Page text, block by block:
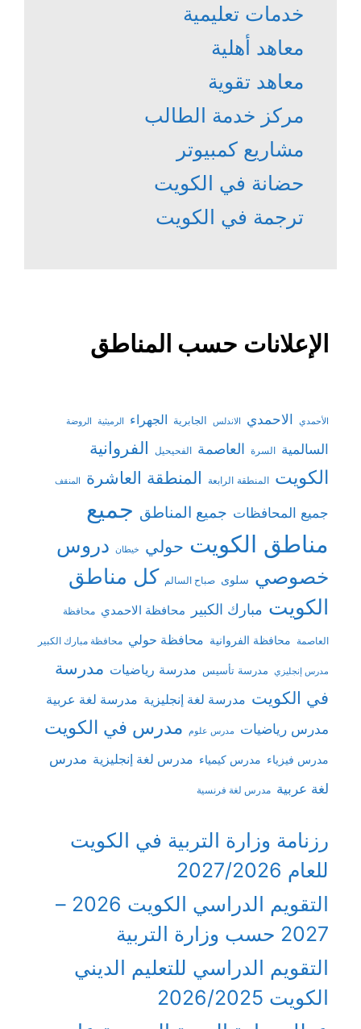
خدمات تعليمية
معاهد أهلية
معاهد تقوية
مركز خدمة الطالب
مشاريع كمبيوتر
حضانة في الكويت
ترجمة في الكويت
الإعلانات حسب المناطق
الأحمدي الاحمدي الاندلس الجابرية الجهراء الرميثية الروضة
السالمية السرة العاصمة الفحيحيل الفروانية
الكويت المنطقة الرابعة المنطقة العاشرة المنقف
جميع المحافظات جميع المناطق جميع
مناطق الكويت حولي خيطان دروس
خصوصي سلوى صباح السالم كل مناطق
الكويت مبارك الكبير محافظة الاحمدي محافظة
العاصمة محافظة الفروانية محافظة حولي محافظة مبارك الكبير
مدرس إنجليزي مدرسة تأسيس مدرسة رياضيات مدرسة
في الكويت مدرسة لغة إنجليزية مدرسة لغة عربية
مدرس رياضيات مدرس علوم مدرس في الكويت
مدرس فيزياء مدرس كيمياء مدرس لغة إنجليزية مدرس
لغة عربية مدرس لغة فرنسية
رزنامة وزارة التربية في الكويت
للعام 2027/2026
التقويم الدراسي الكويت 2026 –
2027 حسب وزارة التربية
التقويم الدراسي للتعليم الديني
الكويت 2026/2025